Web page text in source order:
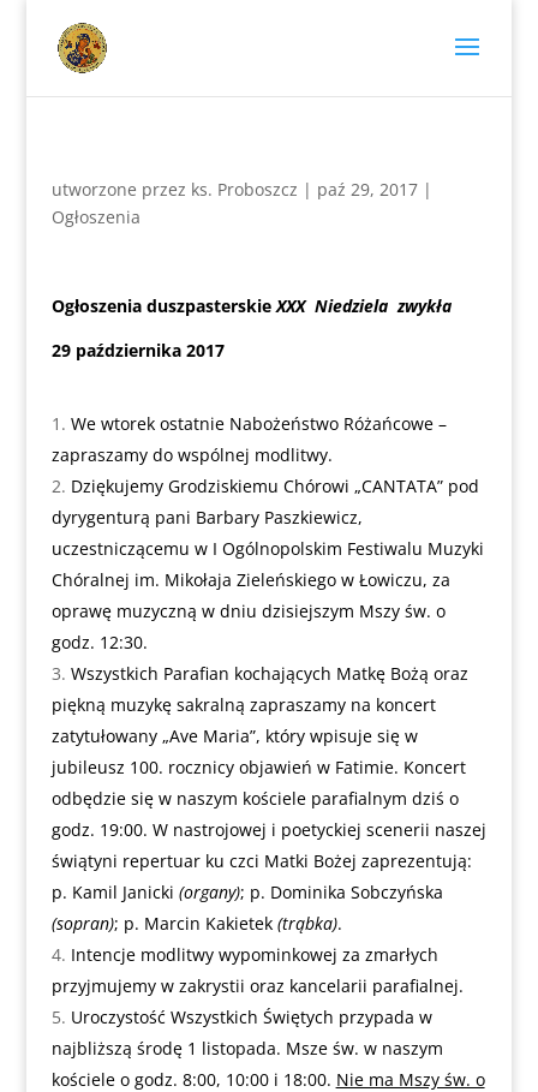
utworzone przez ks. Proboszcz | paź 29, 2017|
Ogłoszenia
Ogłoszenia duszpasterskieXXX Niedziela zwykła
29 października 2017
We wtorek ostatnie Nabożeństwo Różańcowe –
zapraszamy do wspólnej modlitwy.
Dziękujemy Grodziskiemu Chórowi „CANTATA” pod
dyrygenturą pani Barbary Paszkiewicz,
uczestniczącemu w I Ogólnopolskim Festiwalu Muzyki
Chóralnej im. Mikołaja Zieleńskiego w Łowiczu, za
oprawę muzyczną w dniu dzisiejszym Mszy św. o
godz. 12:30.
Wszystkich Parafian kochających Matkę Bożą oraz
piękną muzykę sakralną zapraszamy na koncert
zatytułowany „Ave Maria”, który wpisuje się w
jubileusz 100. rocznicy objawień w Fatimie. Koncert
odbędzie się w naszym kościele parafialnym dziś o
godz. 19:00. W nastrojowej i poetyckiej scenerii naszej
świątyni repertuar ku czci Matki Bożej zaprezentują:
p. Kamil Janicki (organy); p. Dominika Sobczyńska
(sopran); p. Marcin Kakietek (trąbka).
Intencje modlitwy wypominkowej za zmarłych
przyjmujemy w zakrystii oraz kancelarii parafialnej.
Uroczystość Wszystkich Świętych przypada w
najbliższą środę 1 listopada. Msze św. w naszym
kościele o godz. 8:00, 10:00 i 18:00. Nie ma Mszy św. o